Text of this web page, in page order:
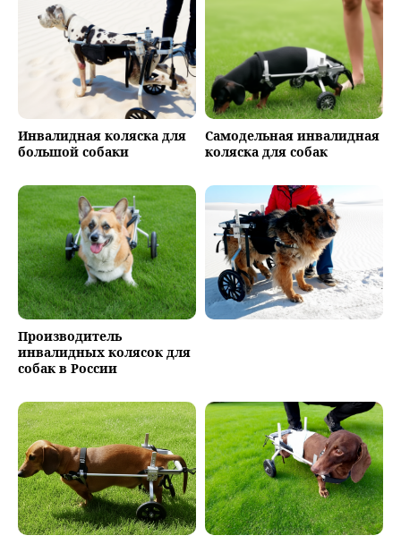
Инвалидная коляска для
большой собаки
Самодельная инвалидная
коляска для собак
Производитель
инвалидных колясок для
собак в России